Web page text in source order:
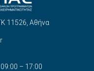
11526, Αθήνα
– 17:00